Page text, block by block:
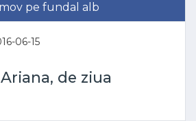
pe fundal alb
06-15
de ziua